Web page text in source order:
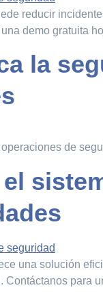
reducir
demo gratuita
la
de
una solución
Contáctanos para